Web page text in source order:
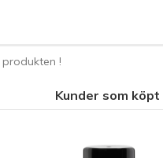
!
Kunder som